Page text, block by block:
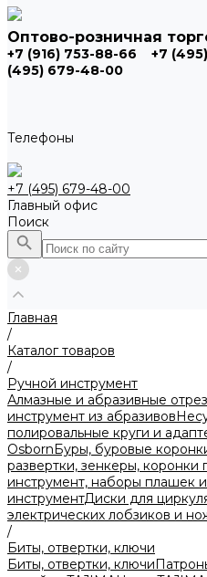
Оптово-розничная
+7 (916) 753-88-66 +7
(495) 679-48-00
Телефоны
+7 (495) 679-48-00
Главный офис
Поиск
Главная
/
Каталог товаров
/
Ручной инструмент
Алмазные и абразивные
инструмент из абразивов
полировальные круги и
OsbornБуры, буровые
развертки, зенкеры, коронки
инструмент, наборы плашек
инструментДиски для
электрических лобзиков и
/
Биты, отвертки, ключи
Биты, отвертки, ключи